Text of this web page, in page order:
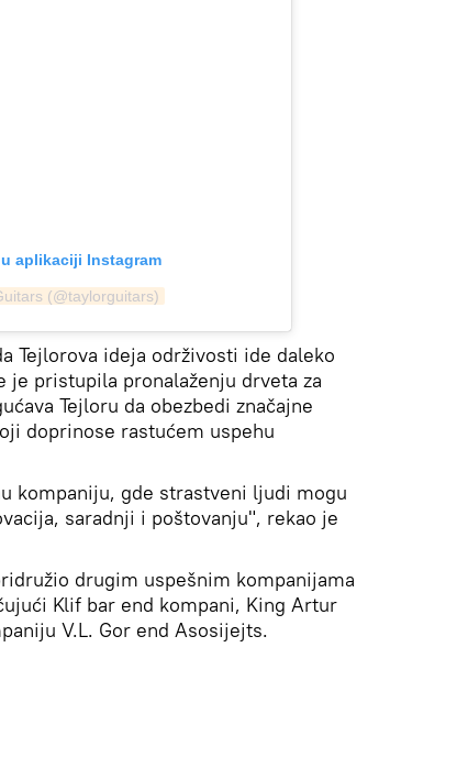
aplikaciji Instagram
(@taylorguitars)
Tejlorova ideja održivosti ide daleko
je pristupila pronalaženju drveta za
Tejloru da obezbedi značajne
doprinose rastućem uspehu
kompaniju, gde strastveni ljudi mogu
saradnji i poštovanju", rekao je
drugim uspešnim kompanijama
Klif bar end kompani, King Artur
V.L. Gor end Asosijejts.